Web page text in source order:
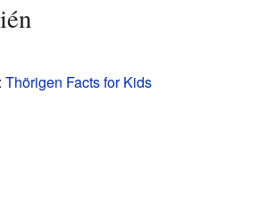
Thörigen Facts for Kids